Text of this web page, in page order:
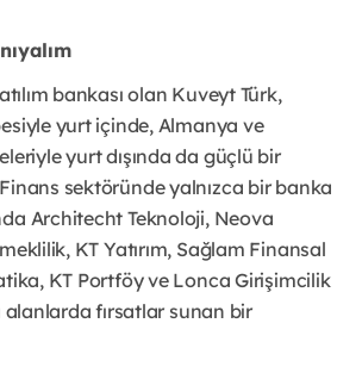
bankası olan Kuveyt Türk,
yurt içinde, Almanya ve
yurt dışında da güçlü bir
sektöründe yalnızca bir banka
Architecht Teknoloji, Neova
KT Yatırım, Sağlam Finansal
KT Portföy ve Lonca Girişimcilik
alanlarda fırsatlar sunan bir